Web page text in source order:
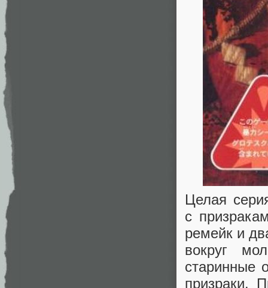
Целая
с
ремейк и
вокруг
старинные
призраки.